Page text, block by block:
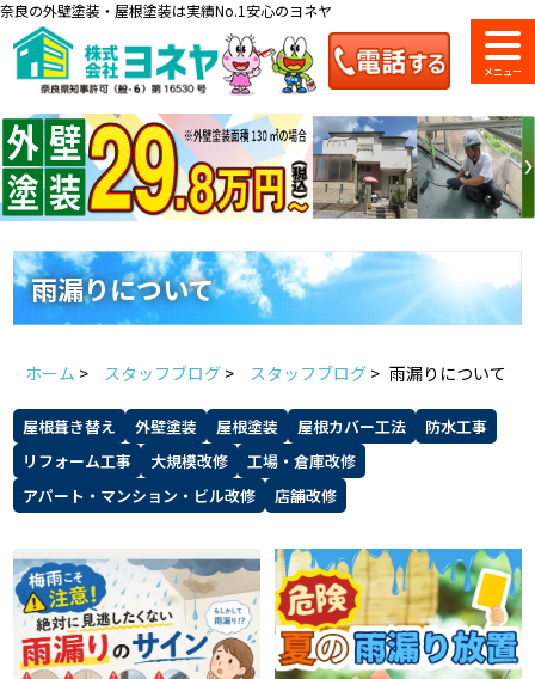
奈良の外壁塗装・屋根塗装は実績No.1安心のヨネヤ
料金一覧 会社案内 ショールーム
のご紹介
お問い合わせ
地域の事例がいっぱい
ヨネヤの施工実績
スタッフ紹介 よくあるご質問
スタッフブログ 屋根リフォームについて
雨漏りについて
ホーム > スタッフブログ > スタッフブログ > 雨漏りについて
屋根葺き替え 外壁塗装 屋根塗装 屋根カバー工法
防水工事
リフォーム工事
大規模改修
工場・倉庫改修
アパート・マンション・ビル改修
店舗改修